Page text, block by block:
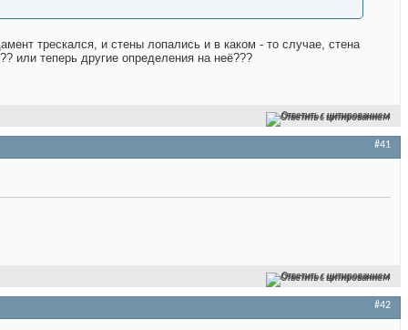
трескался, и стены лопались и в каком - то случае, стена
или теперь другие определения на неё???
Ответить с цитированием
#41
Ответить с цитированием
#42